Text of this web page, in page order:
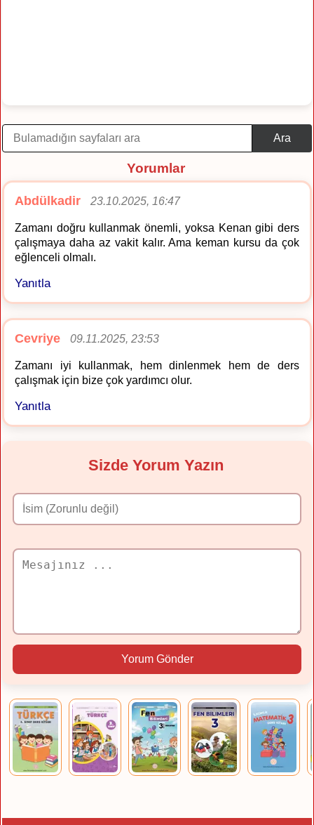
Ara
Yorumlar
Abdülkadir 23.10.2025, 16:47
Zamanı doğru kullanmak önemli, yoksa Kenan gibi ders
çalışmaya daha az vakit kalır. Ama keman kursu da çok
eğlenceli olmalı.
Yanıtla
Cevriye 09.11.2025, 23:53
Zamanı iyi kullanmak, hem dinlenmek hem de ders
çalışmak için bize çok yardımcı olur.
Yanıtla
Sizde Yorum Yazın
Yorum Gönder